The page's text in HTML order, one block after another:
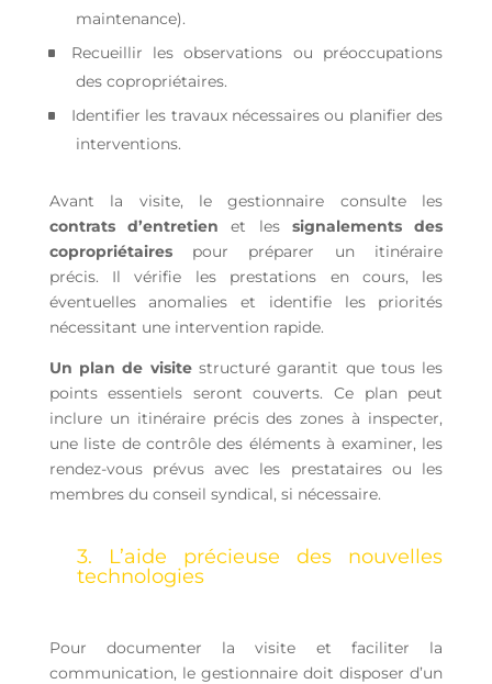
maintenance).
Recueillir les observations ou préoccupations
des copropriétaires.
Identifier les travaux nécessaires ou planifier des
interventions.
Avant la visite, le gestionnaire consulte les
contrats d’entretien et les signalements des
copropriétairespour préparer un itinéraire
précis. Il vérifie les prestations en cours, les
éventuelles anomalies et identifie les priorités
nécessitant une intervention rapide.
Un plan de visitestructuré garantit que tous les
points essentiels seront couverts. Ce plan peut
inclure un itinéraire précis des zones à inspecter,
une liste de contrôle des éléments à examiner, les
rendez-vous prévus avec les prestataires ou les
membres du conseil syndical, si nécessaire.
3. L’aide précieuse des nouvelles
technologies
Pour documenter la visite et faciliter la
communication, le gestionnaire doit disposer d’un